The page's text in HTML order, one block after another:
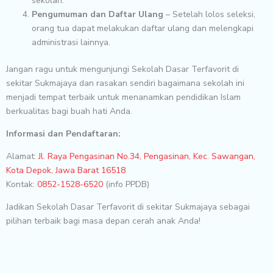
Pengumuman dan Daftar Ulang – Setelah lolos seleksi,
orang tua dapat melakukan daftar ulang dan melengkapi
administrasi lainnya.
Jangan ragu untuk mengunjungi Sekolah Dasar Terfavorit di
sekitar Sukmajaya dan rasakan sendiri bagaimana sekolah ini
menjadi tempat terbaik untuk menanamkan pendidikan Islam
berkualitas bagi buah hati Anda.
Informasi dan Pendaftaran:
Alamat:Jl. Raya Pengasinan No.34, Pengasinan, Kec. Sawangan,
Kota Depok, Jawa Barat 16518
Kontak: 0852-1528-6520 (info PPDB)
Jadikan Sekolah Dasar Terfavorit di sekitar Sukmajaya sebagai
pilihan terbaik bagi masa depan cerah anak Anda!